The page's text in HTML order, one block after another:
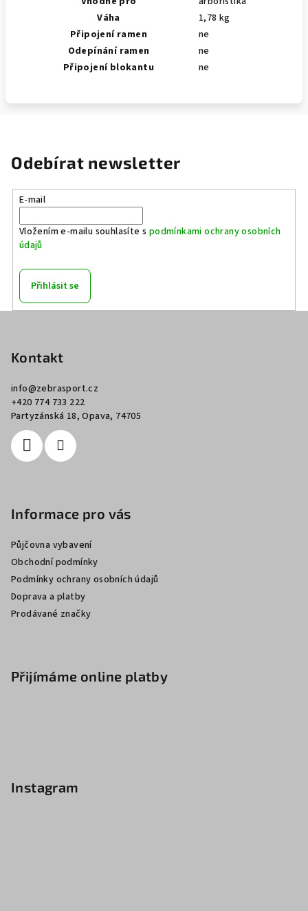
Váha
1,78 kg
Připojení ramen
ne
Odepínání ramen
ne
Připojení blokantu
ne
Odebírat newsletter
E-mail
Vložením e-mailu souhlasíte s podmínkami ochrany osobních
údajů
Přihlásit se
Kontakt
info@zebrasport.cz
+420 774 733 222
Partyzánská 18, Opava, 74705
Informace pro vás
Půjčovna vybavení
Obchodní podmínky
Podmínky ochrany osobních údajů
Doprava a platby
Prodávané značky
Přijímáme online platby
Instagram